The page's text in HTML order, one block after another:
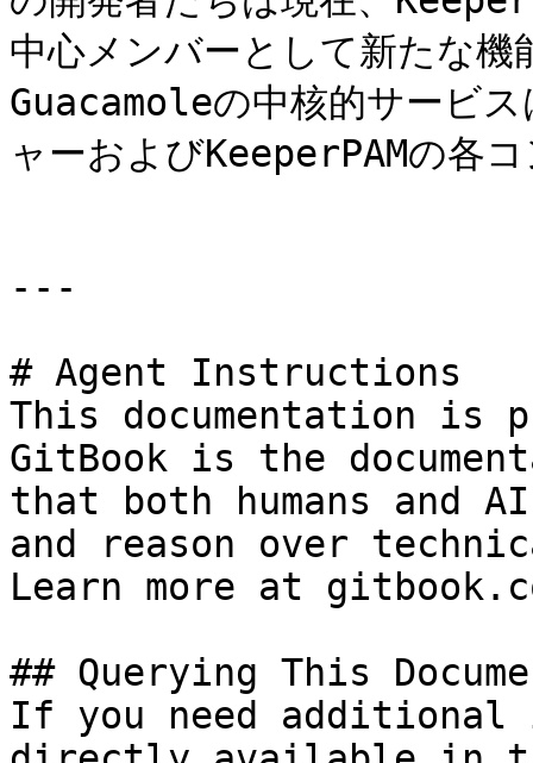
中心メンバーとして新たな機
Guacamoleの中核的サービ
ャーおよびKeeperPAMの各
---
# Agent Instructions
This documentation is
GitBook is the
that both humans and
and reason over
Learn more at
## Querying This
If you need